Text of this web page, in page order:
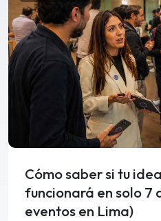
Cómo saber si tu
funcionará en solo 7
eventos en Lima)